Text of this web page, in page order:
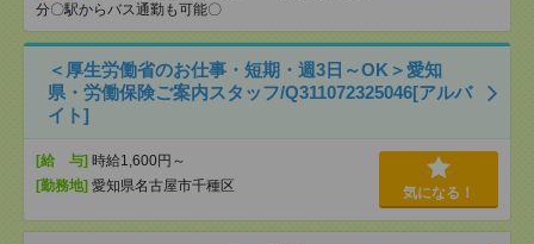
分〇駅からバス通勤も可能〇
＜厚生労働省のお仕事・短期・週3日～OK＞愛知
県・労働保険ご案内スタッフ/Q311072325046[アルバ
イト]
[給 与] 時給1,600円～
[勤務地] 愛知県名古屋市千種区 気になる！